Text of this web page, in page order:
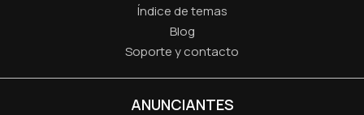
Índice de temas
Blog
Soporte y contacto
ANUNCIANTES